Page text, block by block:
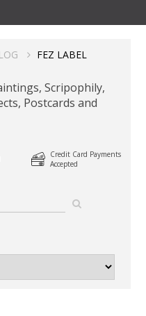
FEZ LABEL
Scripophily,
Postcards and
Credit Card Payments
Accepted